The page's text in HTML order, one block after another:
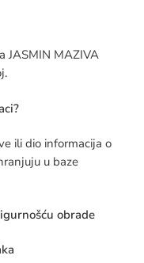
JASMIN MAZIVA
ili dio informacija o
u baze
obrade